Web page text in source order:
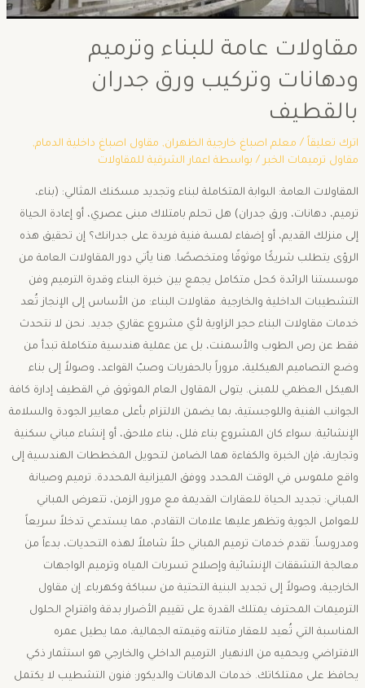
مقاولات عامة للبناء وترميم
ودهانات وتركيب ورق جدران
بالقطيف
اترك تعليقاً / معلم اصباغ خارجية الظهران, مقاول اصباغ داخلية الدمام,
مقاول ترميمات الخبر / بواسطة اعمار الشرقية للمقاولات
المقاولات العامة: البوابة المتكاملة لبناء وتجديد مسكنك المثالي: (بناء،
ترميم، دهانات، ورق جدران) ​هل تحلم بامتلاك مبنى عصري، أو إعادة الحياة
إلى منزلك القديم، أو إضفاء لمسة فنية فريدة على جدرانك؟ إن تحقيق هذه
الرؤى يتطلب شريكًا موثوقًا ومتخصصًا. هنا يأتي دور المقاولات العامة من
موسستنا الرائدة كحل متكامل يجمع بين خبرة البناء وقدرة الترميم وفن
التشطيبات الداخلية والخارجية. مقاولات البناء: من الأساس إلى الإنجاز ​تُعد
خدمات مقاولات البناء حجر الزاوية لأي مشروع عقاري جديد. نحن لا نتحدث
فقط عن رص الطوب والأسمنت، بل عن عملية هندسية متكاملة تبدأ من
وضع التصاميم الهيكلية، مروراً بالحفريات وصبّ القواعد، وصولاً إلى بناء
الهيكل العظمي للمبنى. ​يتولى المقاول العام الموثوق في القطيف إدارة كافة
الجوانب الفنية واللوجستية، بما يضمن الالتزام بأعلى معايير الجودة والسلامة
الإنشائية. سواء كان المشروع بناء فلل، بناء ملاحق، أو إنشاء مباني سكنية
وتجارية، فإن الخبرة والكفاءة هما الضامن لتحويل المخططات الهندسية إلى
واقع ملموس في الوقت المحدد ووفق الميزانية المحددة. ترميم وصيانة
المباني: تجديد الحياة للعقارات القديمة ​مع مرور الزمن، تتعرض المباني
للعوامل الجوية وتظهر عليها علامات التقادم، مما يستدعي تدخلاً سريعاً
ومدروساً. تقدم خدمات ترميم المباني حلاً شاملاً لهذه التحديات، بدءاً من
معالجة التشققات الإنشائية وإصلاح تسربات المياه وترميم الواجهات
الخارجية، وصولاً إلى تجديد البنية التحتية من سباكة وكهرباء. ​إن مقاول
الترميمات المحترف يمتلك القدرة على تقييم الأضرار بدقة واقتراح الحلول
المناسبة التي تُعيد للعقار متانته وقيمته الجمالية، مما يطيل عمره
الافتراضي ويحميه من الانهيار. الترميم الداخلي والخارجي هو استثمار ذكي
يحافظ على ممتلكاتك. ​خدمات الدهانات والديكور: فنون التشطيب ​لا يكتمل